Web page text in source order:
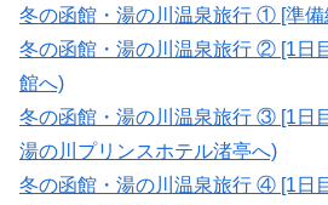
冬の函館・湯の川温泉旅行 ① [準備
冬の函館・湯の川温泉旅行 ② [1日
館へ)
冬の函館・湯の川温泉旅行 ③ [1日
湯の川プリンスホテル渚亭へ)
冬の函館・湯の川温泉旅行 ④ [1日